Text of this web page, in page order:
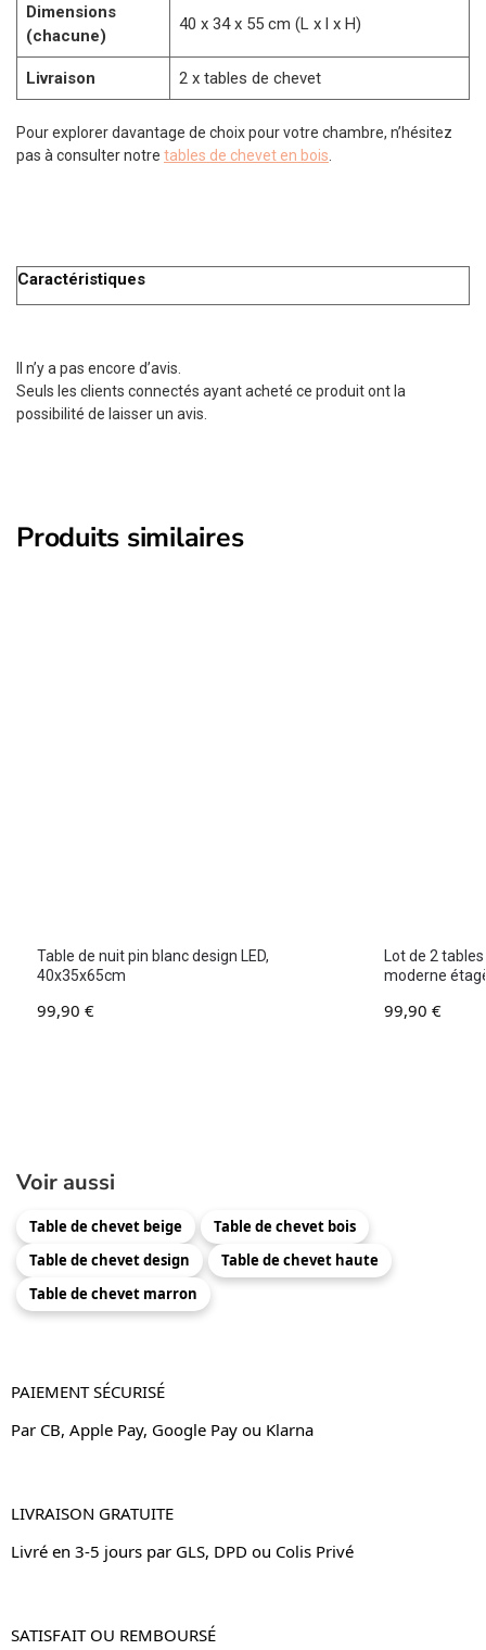
Dimensions
(chacune)
40 x 34 x 55 cm (L x l x H)
Livraison 2 x tables de chevet
Pour explorer davantage de choix pour votre chambre, n’hésitez
pas à consulter notre tables de chevet en bois
Caractéristiques
Il n’y a pas encore d’avis.
Seuls les clients connectés ayant acheté ce produit ont la
possibilité de laisser un avis.
Produits similaires
Table de nuit pin blanc design LED,
40x35x65cm
99,90 €
Lot de 2
moderne
99,90 €
Voir aussi
Table de chevet beige
Table de chevet bois
Table de chevet design
Table de chevet haute
Table de chevet marron
PAIEMENT SÉCURISÉ
Par CB, Apple Pay, Google Pay ou Klarna
LIVRAISON GRATUITE
Livré en 3-5 jours par GLS, DPD ou Colis Privé
SATISFAIT OU REMBOURSÉ